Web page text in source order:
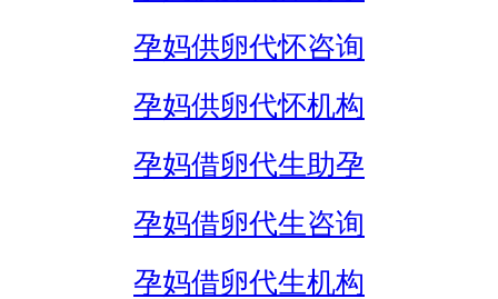
孕妈供卵代怀咨询
孕妈供卵代怀机构
孕妈借卵代生助孕
孕妈借卵代生咨询
孕妈借卵代生机构